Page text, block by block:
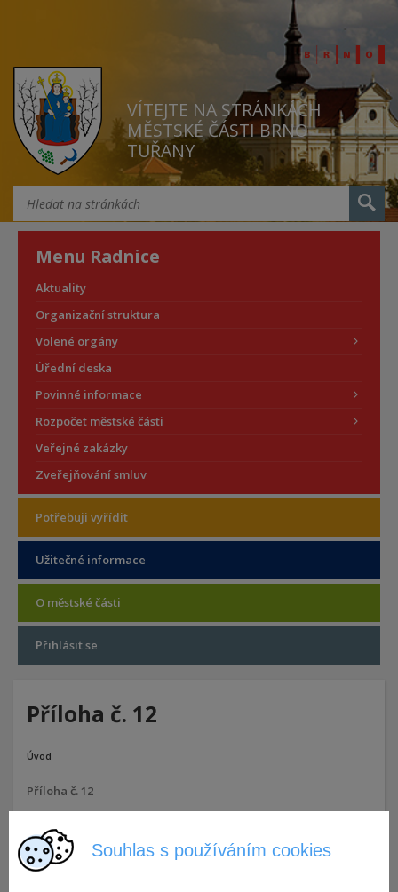
Souhlas s používáním cookies
VÍTEJTE NA STRÁNKÁCH
MĚSTSKÉ ČÁSTI BRNO
TUŘANY
Menu Radnice
Aktuality
Organizační struktura
Volené orgány
Úřední deska
Povinné informace
Rozpočet městské části
Veřejné zakázky
Zveřejňování smluv
Potřebuji vyřídit
Užitečné informace
O městské části
Přihlásit se
Příloha č. 12
Úvod
Příloha č. 12
29.3.2023